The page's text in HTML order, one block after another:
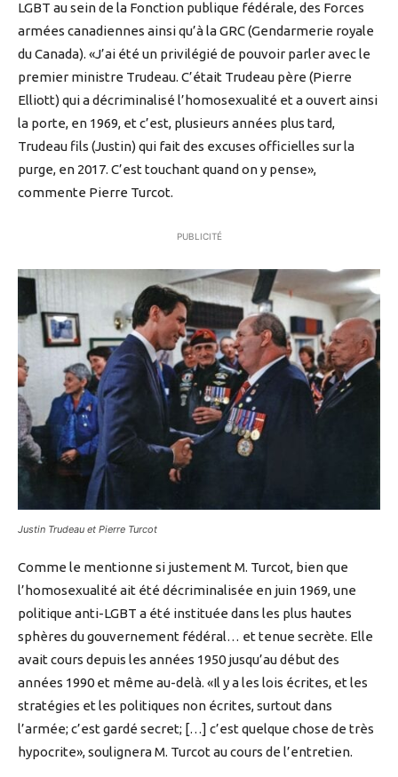
LGBT au sein de la Fonction publique fédérale, des Forces
armées canadiennes ainsi qu’à la GRC (Gendarmerie royale
du Canada). «J’ai été un privilégié de pouvoir parler avec le
premier ministre Trudeau. C’était Trudeau père (Pierre
Elliott) qui a décriminalisé l’homosexualité et a ouvert ainsi
la porte, en 1969, et c’est, plusieurs années plus tard,
Trudeau fils (Justin) qui fait des excuses officielles sur la
purge, en 2017. C’est touchant quand on y pense»,
commente Pierre Turcot.
PUBLICITÉ
Justin Trudeau et Pierre Turcot
Comme le mentionne si justement M. Turcot, bien que
l’homosexualité ait été décriminalisée en juin 1969, une
politique anti-LGBT a été instituée dans les plus hautes
sphères du gouvernement fédéral… et tenue secrète. Elle
avait cours depuis les années 1950 jusqu’au début des
années 1990 et même au-delà. «Il y a les lois écrites, et les
stratégies et les politiques non écrites, surtout dans
l’armée; c’est gardé secret; […] c’est quelque chose de très
hypocrite», soulignera M. Turcot au cours de l’entretien.